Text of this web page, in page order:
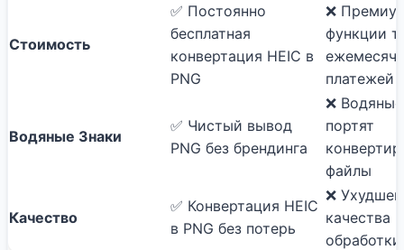
Стоимость
✅ Постоянно
бесплатная
конвертация HEIC в
PNG
❌
функции
платежей
Водяные Знаки
✅ Чистый вывод
PNG без брендинга
❌
портят
файлы
Качество
✅ Конвертация HEIC
в PNG без потерь
❌
качества
обработки